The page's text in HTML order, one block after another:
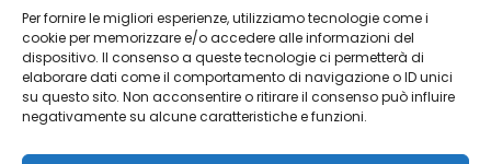
Per fornire le migliori esperienze, utilizziamo tecnologie come i
cookie per memorizzare e/o accedere alle informazioni del
dispositivo. Il consenso a queste tecnologie ci permetterà di
elaborare dati come il comportamento di navigazione o ID unici
su questo sito. Non acconsentire o ritirare il consenso può influire
negativamente su alcune caratteristiche e funzioni.
d’arredo
Controtelai Scrigno
Assistenza fai da te